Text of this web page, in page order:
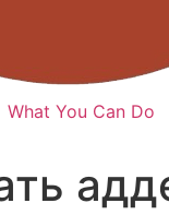
What You Can Do